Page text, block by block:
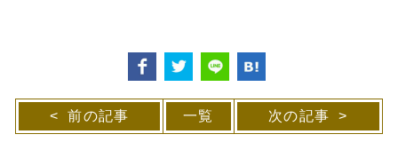
前の記事 一覧 次の記事